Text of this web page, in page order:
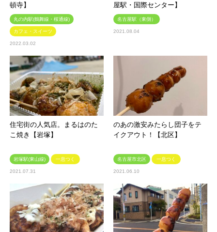
頓寺】
丸の内駅(鶴舞線・桜通線)
カフェ・スイーツ
2022.03.02
屋駅・国際センター】
名古屋駅（東側）
2021.08.04
住宅街の人気店。まるはのた
こ焼き【岩塚】
岩塚駅(東山線) 一息つく
2021.07.31
のあの激安みたらし団子をテ
イクアウト！【北区】
名古屋市北区 一息つく
2021.06.10